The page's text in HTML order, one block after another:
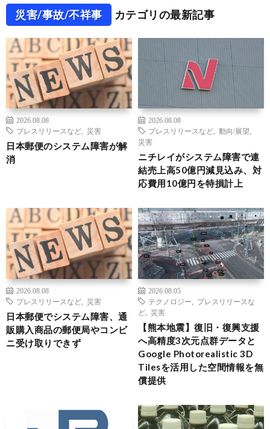
災害/事故/不祥事 カテゴリの最新記事
2026.08.08
プレスリリースなど
災害
日本郵便のシステム障害が解
消
2026.08.08
プレスリリースなど
動向/展望
災害
ニチレイがシステム障害で連
結売上高50億円減見込み、対
応費用10億円を特損計上
2026.08.08
プレスリリースなど
災害
日本郵便でシステム障害、通
販購入商品の郵便局やコンビ
ニ受け取りできず
2026.08.05
テクノロジー
プレスリリースな
ど
災害
【熊本地震】復旧・復興支援
へ高精度3次元点群データと
Google Photorealistic 3D
Tilesを活用した空間情報を無
償提供